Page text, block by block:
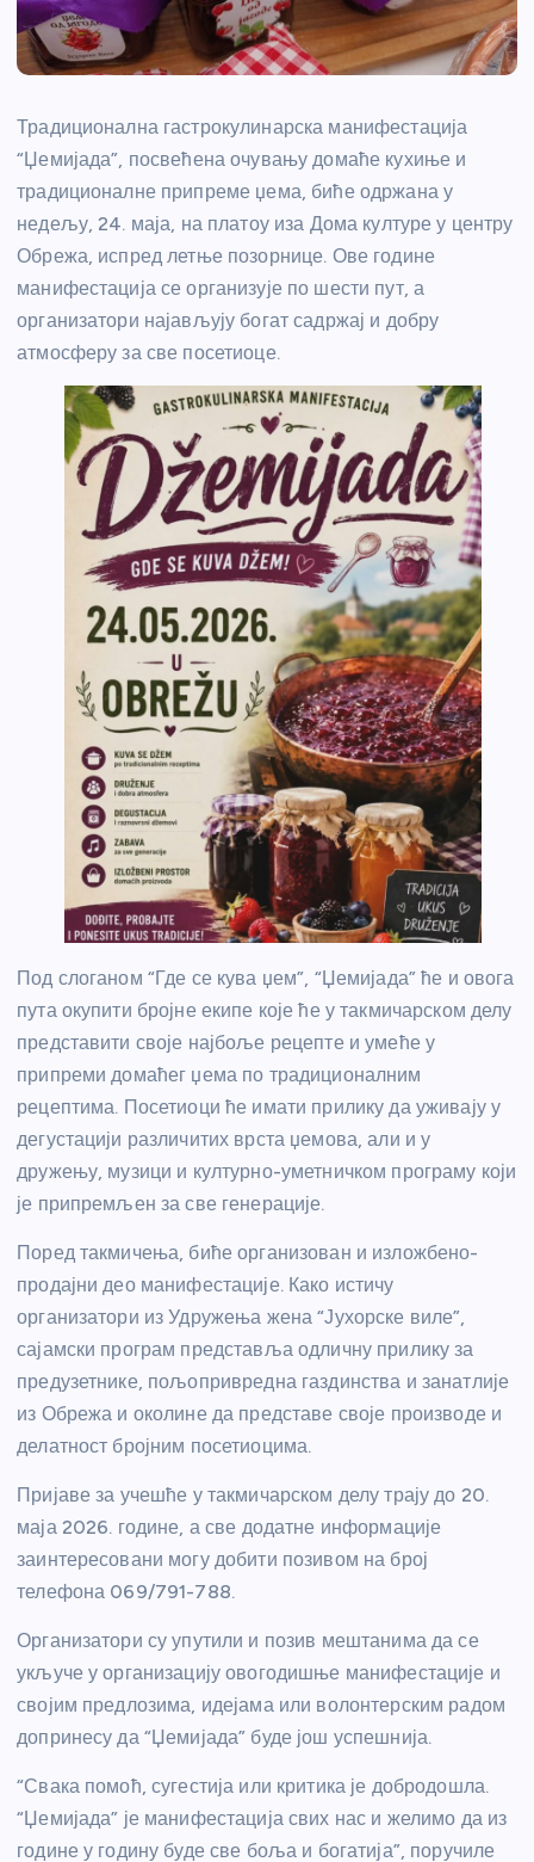
Традиционална гастрокулинарска манифестација
“Џемијада”, посвећена очувању домаће кухиње и
традиционалне припреме џема, биће одржана у
недељу, 24. маја, на платоу иза Дома културе у центру
Обрежа, испред летње позорнице. Ове године
манифестација се организује по шести пут, а
организатори најављују богат садржај и добру
атмосферу за све посетиоце.
Под слоганом “Где се кува џем”, “Џемијада” ће и овога
пута окупити бројне екипе које ће у такмичарском делу
представити своје најбоље рецепте и умеће у
припреми домаћег џема по традиционалним
рецептима. Посетиоци ће имати прилику да уживају у
дегустацији различитих врста џемова, али и у
дружењу, музици и културно-уметничком програму који
је припремљен за све генерације.
Поред такмичења, биће организован и изложбено-
продајни део манифестације. Како истичу
организатори из Удружења жена “Јухорске виле”,
сајамски програм представља одличну прилику за
предузетнике, пољопривредна газдинства и занатлије
из Обрежа и околине да представе своје производе и
делатност бројним посетиоцима.
Пријаве за учешће у такмичарском делу трају до 20.
маја 2026. године, а све додатне информације
заинтересовани могу добити позивом на број
телефона 069/791-788.
Организатори су упутили и позив мештанима да се
укључе у организацију овогодишње манифестације и
својим предлозима, идејама или волонтерским радом
допринесу да “Џемијада” буде још успешнија.
“Свака помоћ, сугестија или критика је добродошла.
“Џемијада” је манифестација свих нас и желимо да из
године у годину буде све боља и богатија”, поручиле